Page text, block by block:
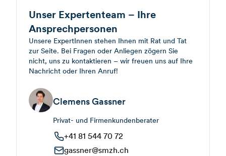
Unser Expertenteam – Ihre
Ansprechpersonen
Unsere ExpertInnen stehen Ihnen mit Rat und Tat
zur Seite. Bei Fragen oder Anliegen zögern Sie
nicht, uns zu kontaktieren – wir freuen uns auf Ihre
Nachricht oder Ihren Anruf!
Clemens Gassner
Privat- und Firmenkundenberater
+41 81 544 70 72
gassner@smzh.ch